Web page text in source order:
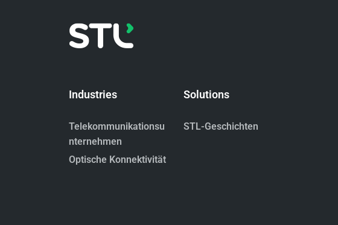
Industries
Telekommunikationsu
nternehmen
Optische Konnektivität
Solutions
STL-Geschichten